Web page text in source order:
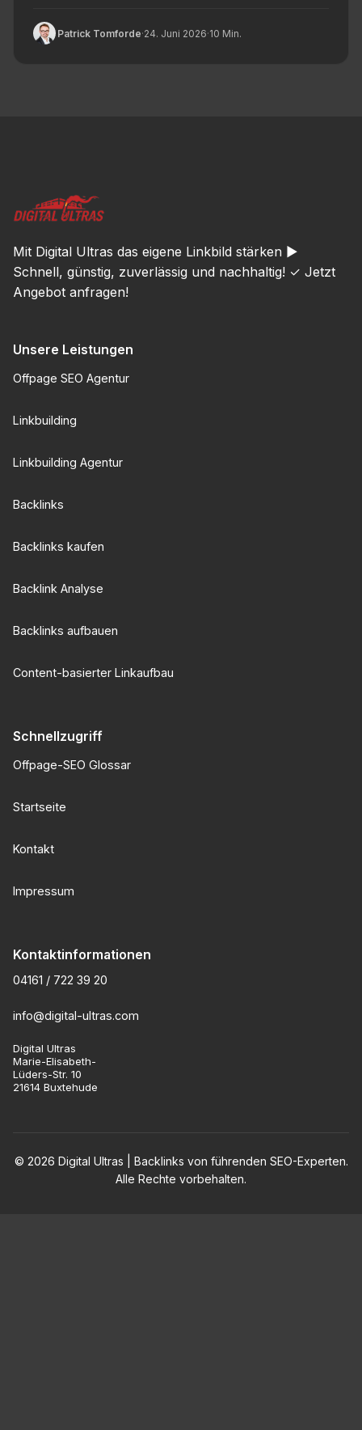
Patrick Tomforde·24. Juni 2026·10 Min.
Mit Digital Ultras das eigene Linkbild stärken ►
Schnell, günstig, zuverlässig und nachhaltig! ✓ Jetzt
Angebot anfragen!
Unsere Leistungen
Offpage SEO Agentur
Linkbuilding
Linkbuilding Agentur
Backlinks
Backlinks kaufen
Backlink Analyse
Backlinks aufbauen
Content-basierter Linkaufbau
Schnellzugriff
Offpage-SEO Glossar
Startseite
Kontakt
Impressum
Kontaktinformationen
04161 / 722 39 20
info@digital-ultras.com
Digital Ultras
Marie-Elisabeth-
Lüders-Str. 10
21614 Buxtehude
© 2026 Digital Ultras | Backlinks von führenden SEO-Experten.
Alle Rechte vorbehalten.